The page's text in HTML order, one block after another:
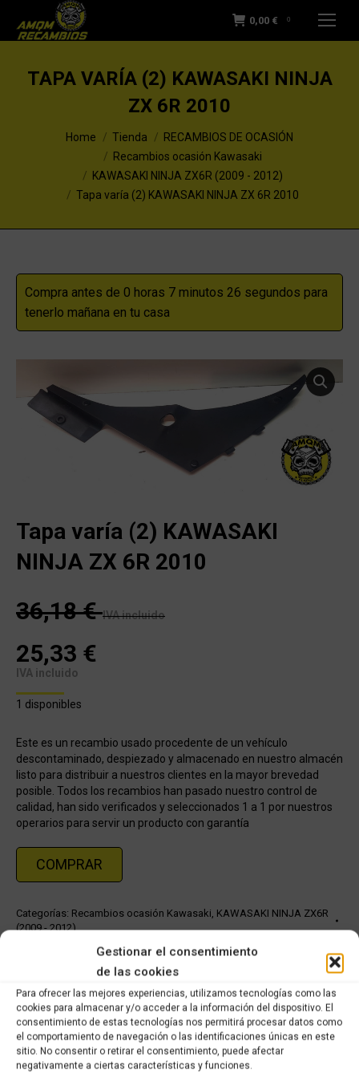
Gestionar el consentimiento
de las cookies
Para ofrecer las mejores experiencias, utilizamos tecnologías como las
cookies para almacenar y/o acceder a la información del dispositivo. El
consentimiento de estas tecnologías nos permitirá procesar datos como
el comportamiento de navegación o las identificaciones únicas en este
sitio. No consentir o retirar el consentimiento, puede afectar
negativamente a ciertas características y funciones.
0,00 € 0
TAPA VARÍA (2) KAWASAKI NINJA
ZX 6R 2010
You are here:Home Tienda
RECAMBIOS DE OCASIÓN
Recambios ocasión Kawasaki
KAWASAKI NINJA ZX6R (2009 - 2012)
Tapa varía (2) KAWASAKI NINJA ZX 6R 2010
Compra antes de 0 horas 7 minutos 25 segundos para
tenerlo mañana en tu casa
Tapa varía (2) KAWASAKI
NINJA ZX 6R 2010
36,18€ IVA incluido
25,33 €
IVA incluido
1 disponibles
Este es un recambio usado procedente de un vehículo
descontaminado, despiezado y almacenado en nuestro almacén
listo para distribuir a nuestros clientes en la mayor brevedad
posible. Todos los recambios han pasado nuestro control de
calidad, han sido verificados y seleccionados 1 a 1 por nuestros
operarios para servir un producto con garantía
COMPRAR
Categorías: Recambios ocasión Kawasaki, KAWASAKI NINJA ZX6R
(2009 - 2012)
Share this product
Share
on
X
Share
on
Facebook
Share
on
Pinterest
Share
on
LinkedIn